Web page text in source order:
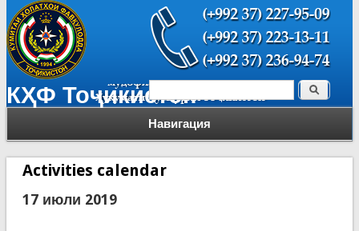
КҲФ Тоҷикистон
Навигация
Форма поиска Поиск
Activities calendar
17 июли 2019